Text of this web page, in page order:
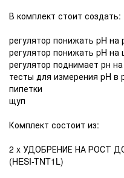
В комплект стоит создать:
регулятор понижать pH на
регулятор понижать pH на
регулятор поднимает рн
тесты для измерения pH в
пипетки
щуп
Комплект состоит из:
2 x УДОБРЕНИЕ НА РОСТ
(HESI-TNT1L)